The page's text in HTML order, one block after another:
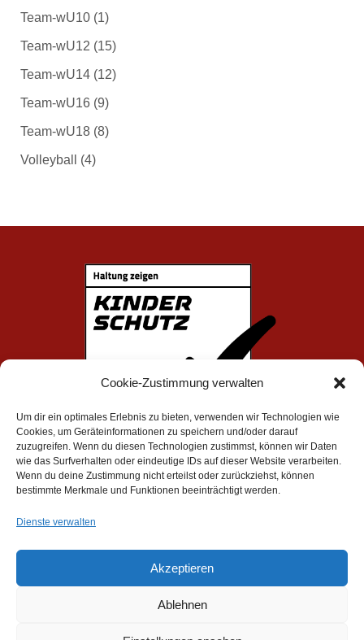
Cookie-Zustimmung verwalten
Um dir ein optimales Erlebnis zu bieten, verwenden wir Technologien wie
Cookies, um Geräteinformationen zu speichern und/oder darauf
zuzugreifen. Wenn du diesen Technologien zustimmst, können wir Daten
wie das Surfverhalten oder eindeutige IDs auf dieser Website verarbeiten.
Wenn du deine Zustimmung nicht erteilst oder zurückziehst, können
bestimmte Merkmale und Funktionen beeinträchtigt werden.
Dienste verwalten
Akzeptieren
Ablehnen
Team-wU10(1)
Team-wU12 (15)
Team-wU14(12)
Team-wU16(9)
Team-wU18(8)
Volleyball (4)
Impressum
TSC Spandau e. V. - 2019-2026